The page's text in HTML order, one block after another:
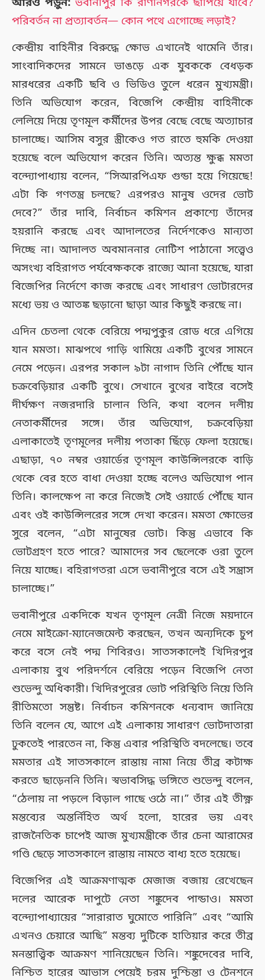
আরও পড়ুন:ভবানীপুর কি রাণীনগরকে ছাপিয়ে যাবে?
পরিবর্তন না প্রত্যাবর্তন— কোন পথে এগোচ্ছে লড়াই?
কেন্দ্রীয় বাহিনীর বিরুদ্ধে ক্ষোভ এখানেই থামেনি তাঁর।
সাংবাদিকদের সামনে ভাঙড়ে এক যুবককে বেধড়ক
মারধরের একটি ছবি ও ভিডিও তুলে ধরেন মুখ্যমন্ত্রী।
তিনি অভিযোগ করেন, বিজেপি কেন্দ্রীয় বাহিনীকে
লেলিয়ে দিয়ে তৃণমূল কর্মীদের উপর বেছে বেছে অত্যাচার
চালাচ্ছে। আসিম বসুর স্ত্রীকেও গত রাতে হুমকি দেওয়া
হয়েছে বলে অভিযোগ করেন তিনি। অত্যন্ত ক্ষুব্ধ মমতা
বন্দ্যোপাধ্যায় বলেন, “সিআরপিএফ গুন্ডা হয়ে গিয়েছে!
এটা কি গণতন্ত্র চলছে? এরপরও মানুষ ওদের ভোট
দেবে?” তাঁর দাবি, নির্বাচন কমিশন প্রকাশ্যে তাঁদের
হয়রানি করছে এবং আদালতের নির্দেশকেও মান্যতা
দিচ্ছে না। আদালত অবমাননার নোটিশ পাঠানো সত্ত্বেও
অসংখ্য বহিরাগত পর্যবেক্ষককে রাজ্যে আনা হয়েছে, যারা
বিজেপির নির্দেশে কাজ করছে এবং সাধারণ ভোটারদের
মধ্যে ভয় ও আতঙ্ক ছড়ানো ছাড়া আর কিছুই করছে না।
এদিন চেতলা থেকে বেরিয়ে পদ্মপুকুর রোড ধরে এগিয়ে
যান মমতা। মাঝপথে গাড়ি থামিয়ে একটি বুথের সামনে
নেমে পড়েন। এরপর সকাল ৯টা নাগাদ তিনি পৌঁছে যান
চক্রবেড়িয়ার একটি বুথে। সেখানে বুথের বাইরে বসেই
দীর্ঘক্ষণ নজরদারি চালান তিনি, কথা বলেন দলীয়
নেতাকর্মীদের সঙ্গে। তাঁর অভিযোগ, চক্রবেড়িয়া
এলাকাতেই তৃণমূলের দলীয় পতাকা ছিঁড়ে ফেলা হয়েছে।
এছাড়া, ৭০ নম্বর ওয়ার্ডের তৃণমূল কাউন্সিলরকে বাড়ি
থেকে বের হতে বাধা দেওয়া হচ্ছে বলেও অভিযোগ পান
তিনি। কালক্ষেপ না করে নিজেই সেই ওয়ার্ডে পৌঁছে যান
এবং ওই কাউন্সিলরের সঙ্গে দেখা করেন। মমতা ক্ষোভের
সুরে বলেন, “এটা মানুষের ভোট। কিন্তু এভাবে কি
ভোটগ্রহণ হতে পারে? আমাদের সব ছেলেকে ওরা তুলে
নিয়ে যাচ্ছে। বহিরাগতরা এসে ভবানীপুরে বসে এই সন্ত্রাস
চালাচ্ছে।”
ভবানীপুরে একদিকে যখন তৃণমূল নেত্রী নিজে ময়দানে
নেমে মাইক্রো-ম্যানেজমেন্ট করছেন, তখন অন্যদিকে চুপ
করে বসে নেই পদ্ম শিবিরও। সাতসকালেই খিদিরপুর
এলাকায় বুথ পরিদর্শনে বেরিয়ে পড়েন বিজেপি নেতা
শুভেন্দু অধিকারী। খিদিরপুরের ভোট পরিস্থিতি নিয়ে তিনি
রীতিমতো সন্তুষ্ট। নির্বাচন কমিশনকে ধন্যবাদ জানিয়ে
তিনি বলেন যে, আগে এই এলাকায় সাধারণ ভোটদাতারা
ঢুকতেই পারতেন না, কিন্তু এবার পরিস্থিতি বদলেছে। তবে
মমতার এই সাতসকালে রাস্তায় নামা নিয়ে তীব্র কটাক্ষ
করতে ছাড়েননি তিনি। স্বভাবসিদ্ধ ভঙ্গিতে শুভেন্দু বলেন,
“ঠেলায় না পড়লে বিড়াল গাছে ওঠে না।” তাঁর এই তীক্ষ্ণ
মন্তব্যের অন্তর্নিহিত অর্থ হলো, হারের ভয় এবং
রাজনৈতিক চাপেই আজ মুখ্যমন্ত্রীকে তাঁর চেনা আরামের
গণ্ডি ছেড়ে সাতসকালে রাস্তায় নামতে বাধ্য হতে হয়েছে।
বিজেপির এই আক্রমণাত্মক মেজাজ বজায় রেখেছেন
দলের আরেক দাপুটে নেতা শঙ্কুদেব পান্ডাও। মমতা
বন্দ্যোপাধ্যায়ের “সারারাত ঘুমোতে পারিনি” এবং “আমি
এখনও চেয়ারে আছি” মন্তব্য দুটিকে হাতিয়ার করে তীব্র
মনস্তাত্ত্বিক আক্রমণ শানিয়েছেন তিনি। শঙ্কুদেবের দাবি,
নিশ্চিত হারের আভাস পেয়েই চরম দুশ্চিন্তা ও টেনশনে